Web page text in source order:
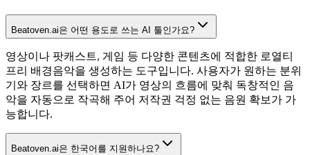
Beatoven.ai은 어떤 용도로 쓰는 AI 툴인가요?
영상이나 팟캐스트, 게임 등 다양한 콘텐츠에 적합한 로열티
프리 배경음악을 생성하는 도구입니다. 사용자가 원하는 분위
기와 장르를 선택하면 AI가 영상의 흐름에 맞춰 독창적인 음
악을 자동으로 작곡해 주어 저작권 걱정 없는 음원 확보가 가
능합니다.
Beatoven.ai은 한국어를 지원하나요?